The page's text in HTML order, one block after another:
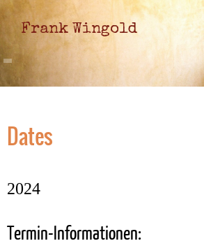
Frank Wingold
Dates
2024
Termin-Informationen: